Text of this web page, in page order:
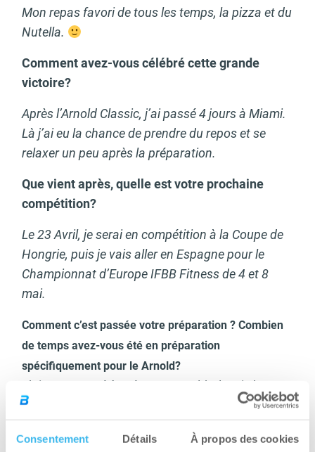
Consentement Détails À propos des cookies
Mon repas favori de tous les temps, la pizza et du
Nutella.
Comment avez-vous célébré cette grande
victoire?
Après l’Arnold Classic, j’ai passé 4 jours à Miami.
Là j’ai eu la chance de prendre du repos et se
relaxer un peu après la préparation.
Que vient après, quelle est votre prochaine
compétition?
Le 23 Avril, je serai en compétition à la Coupe de
Hongrie, puis je vais aller en Espagne pour le
Championnat d’Europe IFBB Fitness de 4 et 8
mai.
Comment c’est passée votre préparation ? Combien
de temps avez-vous été en préparation
spécifiquement pour le Arnold?
J’ai commencé à préparer Arnold Classic le 10
Décembre, donc pendant Noël aussi – que j’ai
d’ailleurs célébré par un entraînement quotidien.
Ainsi, comme je suis très motivée, je considère